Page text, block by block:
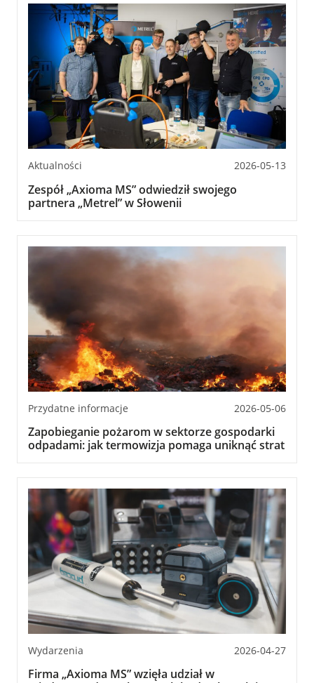
Aktualności 2026-05-13
Zespół „Axioma MS” odwiedził swojego
partnera „Metrel” w Słowenii
Przydatne informacje 2026-05-06
Zapobieganie pożarom w sektorze gospodarki
odpadami: jak termowizja pomaga uniknąć strat
Wydarzenia 2026-04-27
Firma „Axioma MS” wzięła udział w